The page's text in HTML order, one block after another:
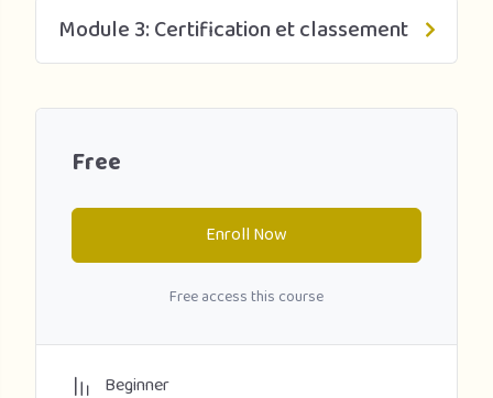
Module 3: Certification et classement
Free
Enroll Now
Free access this course
Beginner